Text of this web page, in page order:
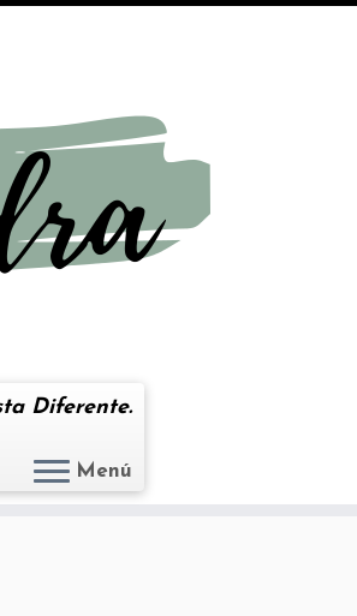
Diferente.
Menú